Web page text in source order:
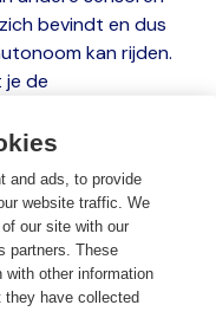
and ads, to provide
website traffic. We
our site with our
partners. These
other information
they have collected
bevindt en dus
kan rijden.
je de